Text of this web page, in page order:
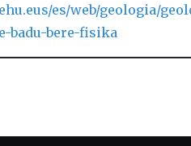
es/web/geologia/
badu-bere-fisika